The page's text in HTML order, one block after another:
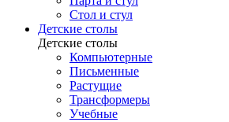
Стол и стул
Детские столы
Детские столы
Компьютерные
Письменные
Растущие
Трансформеры
Учебные